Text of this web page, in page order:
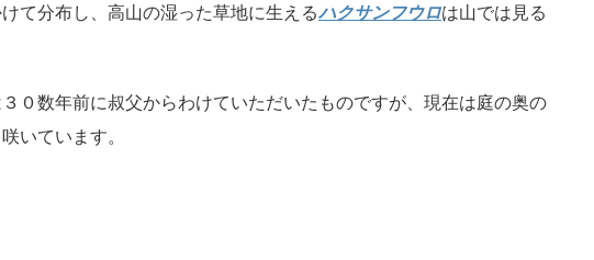
て分布し、高山の湿った草地に生えるハクサンフウロは山では見る
０数年前に叔父からわけていただいたものですが、現在は庭の奥の
いています。